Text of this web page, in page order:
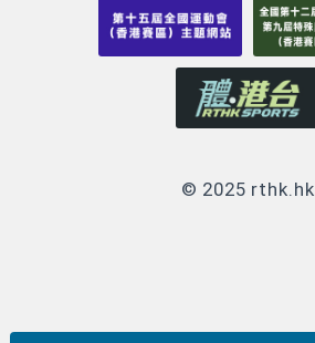
© 2025 rthk.hk